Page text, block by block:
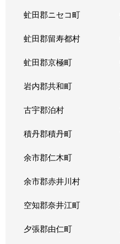
虻田郡ニセコ町
虻田郡留寿都村
虻田郡京極町
岩内郡共和町
古宇郡泊村
積丹郡積丹町
余市郡仁木町
余市郡赤井川村
空知郡奈井江町
夕張郡由仁町